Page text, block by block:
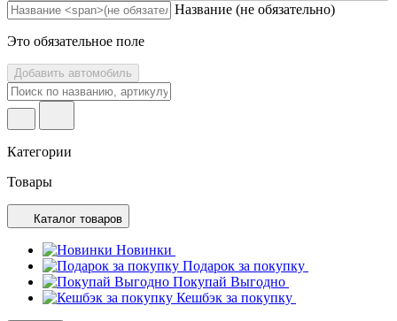
Название (не обязательно)
Это обязательное поле
Добавить автомобиль
Категории
Товары
Каталог товаров
Новинки
Подарок за покупку
Покупай Выгодно
Кешбэк за покупку